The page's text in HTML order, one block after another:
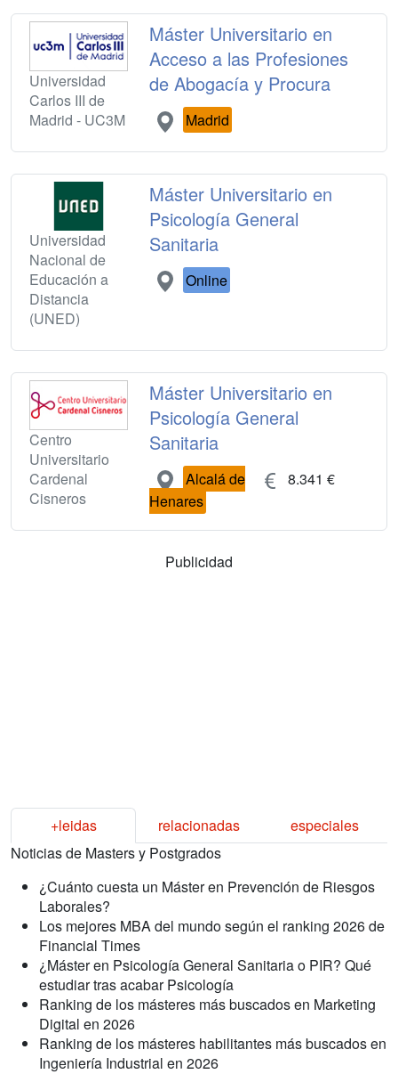
Universidad
Carlos III de
Madrid - UC3M
Máster Universitario en
Acceso a las Profesiones
de Abogacía y Procura
Madrid
Universidad
Nacional de
Educación a
Distancia
(UNED)
Máster Universitario en
Psicología General
Sanitaria
Online
Centro
Universitario
Cardenal
Cisneros
Máster Universitario en
Psicología General
Sanitaria
Alcalá de
Henares
8.341 €
Publicidad
+leidas relacionadas
especiales
Noticias de Masters y Postgrados
¿Cuánto cuesta un Máster en Prevención de Riesgos
Laborales?
Los mejores MBA del mundo según el ranking 2026 de
Financial Times
¿Máster en Psicología General Sanitaria o PIR? Qué
estudiar tras acabar Psicología
Ranking de los másteres más buscados en Marketing
Digital en 2026
Ranking de los másteres habilitantes más buscados en
Ingeniería Industrial en 2026